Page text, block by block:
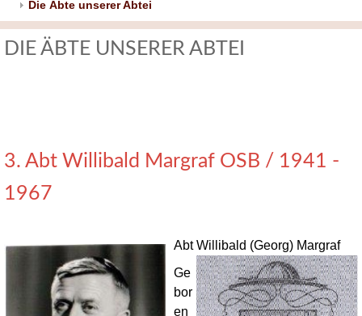
Die Äbte unserer Abtei
DIE ÄBTE UNSERER ABTEI
3. Abt Willibald Margraf OSB / 1941 -
1967
Abt Willibald (Georg) Margraf
Ge
bor
en